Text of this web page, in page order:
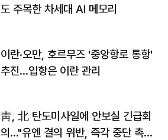
도 주목한 차세대 AI 메모리
이란·오만, 호르무즈 '중앙항로 통항'
추진…입항은 이란 관리
靑, 北 탄도미사일에 안보실 긴급회
의…"유엔 결의 위반, 즉각 중단 촉